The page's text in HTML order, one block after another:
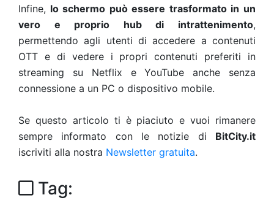
Infine, lo schermo può essere trasformato in un
vero e proprio hub di intrattenimento,
permettendo agli utenti di accedere a contenuti
OTT e di vedere i propri contenuti preferiti in
streaming su Netflix e YouTube anche senza
connessione a un PC o dispositivo mobile.
Se questo articolo ti è piaciuto e vuoi rimanere
sempre informato con le notizie di BitCity.it
iscriviti alla nostra Newsletter gratuita.
Tag: